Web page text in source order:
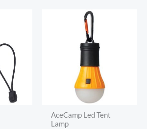
AceCamp Led Tent
Lamp